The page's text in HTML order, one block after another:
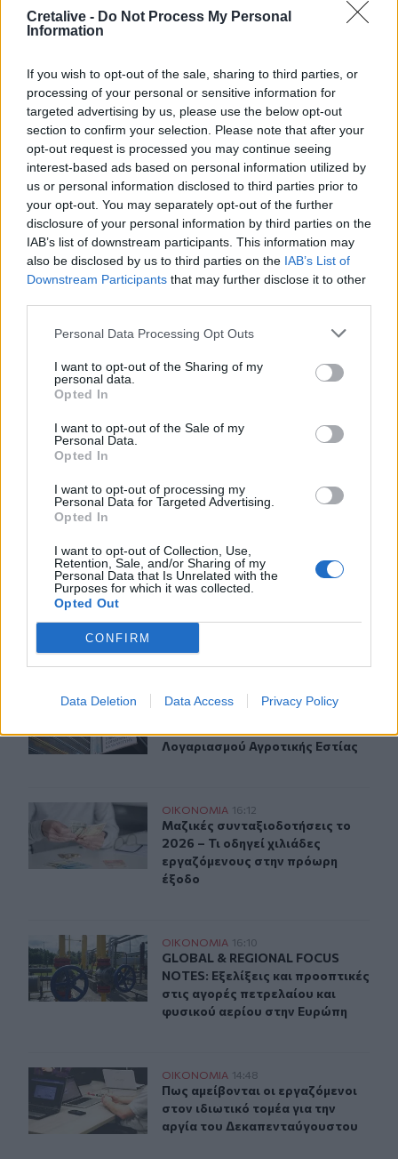
Cretalive - Do Not Process My Personal
Information
If you wish to opt-out of the sale, sharing to third parties, or
processing of your personal or sensitive information for
targeted advertising by us, please use the below opt-out
section to confirm your selection. Please note that after your
opt-out request is processed you may continue seeing
interest-based ads based on personal information utilized by
us or personal information disclosed to third parties prior to
your opt-out. You may separately opt-out of the further
disclosure of your personal information by third parties on the
IAB’s list of downstream participants. This information may
also be disclosed by us to third parties on the IAB’s List of
Downstream Participants that may further disclose it to other
Personal Data Processing Opt Outs
I want to opt-out of the Sharing of my
personal data.
Opted In
I want to opt-out of the Sale of my
Personal Data.
Opted In
I want to opt-out of processing my
Personal Data for Targeted Advertising.
Opted In
I want to opt-out of Collection, Use,
Retention, Sale, and/or Sharing of my
Personal Data that Is Unrelated with the
Purposes for which it was collected.
Opted Out
CONFIRM
Data Deletion Data Access Privacy Policy
Χρήστος Δάντης: «Δεν περίμενα την αχαριστία, 22 χρόνια
μετά και συνάδελφοι προσπαθούν να ξεχάσουν ότι
22:14
Ξεκινούν τα δοκιμαστικά δρομολόγια της επέκτασης του
Μετρό Θεσσαλονίκης
22:05
Τζόκερ: Αυτοί είναι οι τυχεροί αριθμοί που κερδίζουν
πάνω από 2 εκατ. ευρώ
ΠΕΡΙΣΣΟΤΕΡΑ
ΣΧΕΤΙΚA AΡΘΡΑ
ΕΝΦΙΑ: Τα λάθη στις μεταβιβάσεις που φέρνουν
ΟΙΚΟΝΟΜΙΑ 05:52
ΕΝΦΙΑ: Τα λάθη στις
ευρώ
CrediaBank: Οικονομικά Αποτελέσματα A ’Εξαμήνου
ΟΙΚΟΝΟΜΙΑ 18:37
CrediaBank: Οικονομικά
CrediaBank: Οικονομικά
Αποτελέσματα A ’Εξαμήνου 2026
ΟΠΕΚΑ: Πότε θα γίνει η δεύτερη πληρωμή των
ΟΙΚΟΝΟΜΙΑ 17:06
ΟΠΕΚΑ: Πότε θα γίνει η δεύτερη
ΟΠΕΚΑ: Πότε θα γίνει η δεύτερη
Λογαριασμού Αγροτικής Εστίας
Μαζικές συνταξιοδοτήσεις το 2026 – Τι οδηγεί
ΟΙΚΟΝΟΜΙΑ 16:12
Μαζικές συνταξιοδοτήσεις το
Μαζικές συνταξιοδοτήσεις το
2026 – Τι οδηγεί χιλιάδες
εργαζόμενους στην πρόωρη
έξοδο
GLOBAL & REGIONAL FOCUS NOTES: Εξελίξεις και
ΟΙΚΟΝΟΜΙΑ 16:10
GLOBAL & REGIONAL FOCUS
GLOBAL & REGIONAL FOCUS
NOTES: Εξελίξεις και προοπτικές
στις αγορές πετρελαίου και
φυσικού αερίου στην Ευρώπη
Πως αμείβονται οι εργαζόμενοι στον ιδιωτικό τομέα
ΟΙΚΟΝΟΜΙΑ 14:48
Πως αμείβονται οι εργαζόμενοι
Πως αμείβονται οι εργαζόμενοι
στον ιδιωτικό τομέα για την
αργία του Δεκαπενταύγουστου